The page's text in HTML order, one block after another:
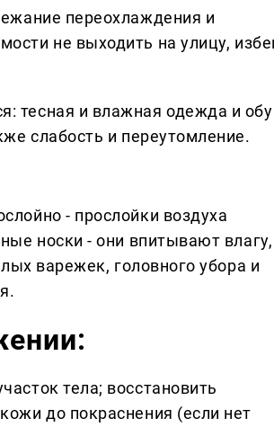
переохлаждения и
не выходить на улицу,
тесная и влажная одежда и
слабость и переутомление.
- прослойки воздуха
носки - они впитывают влагу,
варежек, головного убора и
тела; восстановить
до покраснения (если нет